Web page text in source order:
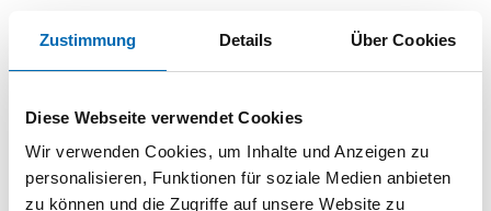
Zustimmung Details Über Cookies
Diese Webseite verwendet Cookies
Wir verwenden Cookies, um Inhalte und Anzeigen zu
personalisieren, Funktionen für soziale Medien anbieten
zu können und die Zugriffe auf unsere Website zu
Produktbeschreibung
24x6x6x2,5mm L:1750,0mm Eckig Maße: A1 730,0mm B1
760,0mm Edelstahl geschliffen VE: 50,000